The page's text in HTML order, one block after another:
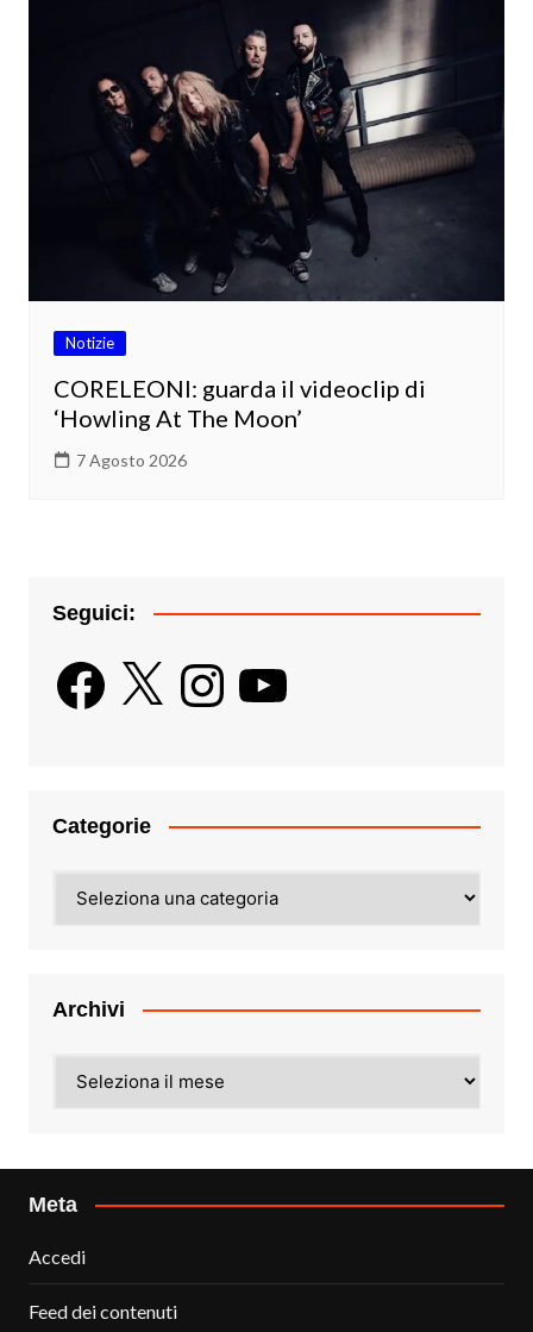
Notizie
CORELEONI: guarda il videoclip di
‘Howling At The Moon’
7 Agosto 2026
Seguici:
Facebook
X InstagramYouTube
Categorie
Archivi
Meta
Accedi
Feed dei contenuti